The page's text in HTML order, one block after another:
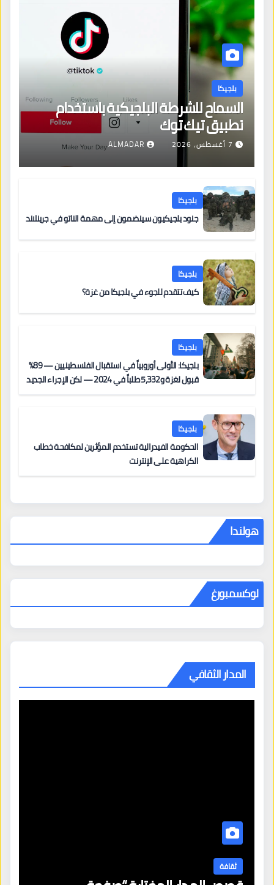
بلجيكا
السماح للشرطة البلجيكية باستخدام
تطبيق تيك توك
7 أغسطس، 2026 ALMADAR
بلجيكا
جنود بلجيكيون سينضمون إلى مهمة الناتو في جرينلاند
بلجيكا
كيف تتقدم للجوء في بلجيكا من غزة؟
بلجيكا
بلجيكا: الأولى أوروبياً في استقبال الفلسطينيين — 89%
قبول لغزة و5,332 طلباً في 2024 — لكن الإجراء الجديد
بلجيكا
الحكومة الفيدرالية تستخدم المؤثرين لمكافحة خطاب
الكراهية على الإنترنت
هولندا
لوكسمبورغ
المدار الثقافي
ثقافة